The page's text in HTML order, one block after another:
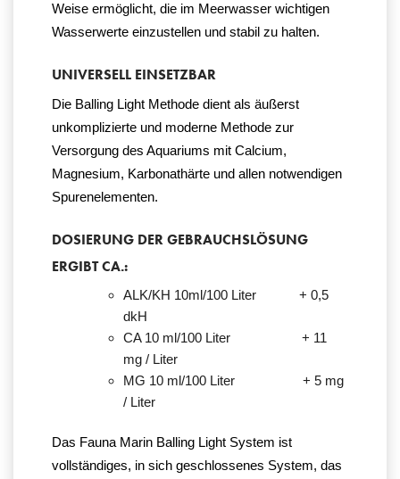
Weise ermöglicht, die im Meerwasser wichtigen
Wasserwerte einzustellen und stabil zu halten.
UNIVERSELL EINSETZBAR
Die Balling Light Methode dient als äußerst
unkomplizierte und moderne Methode zur
Versorgung des Aquariums mit Calcium,
Magnesium, Karbonathärte und allen notwendigen
Spurenelementen.
DOSIERUNG DER GEBRAUCHSLÖSUNG
ERGIBT CA.:
ALK/KH 10ml/100 Liter + 0,5
dkH
CA 10 ml/100 Liter + 11
mg / Liter
MG 10 ml/100 Liter + 5 mg
/ Liter
Das Fauna Marin Balling Light System ist
vollständiges, in sich geschlossenes System, das